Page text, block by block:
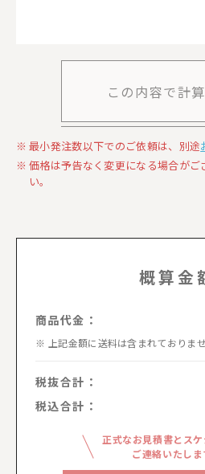
この内容で計
最小発注数以下でのご依頼は、別途
価格は予告なく変更になる場合がご
い。
概算金
商品代金：
上記金額に送料は含まれておりませ
税抜合計：
税込合計：
正式なお見積書とス
ご連絡いたしま